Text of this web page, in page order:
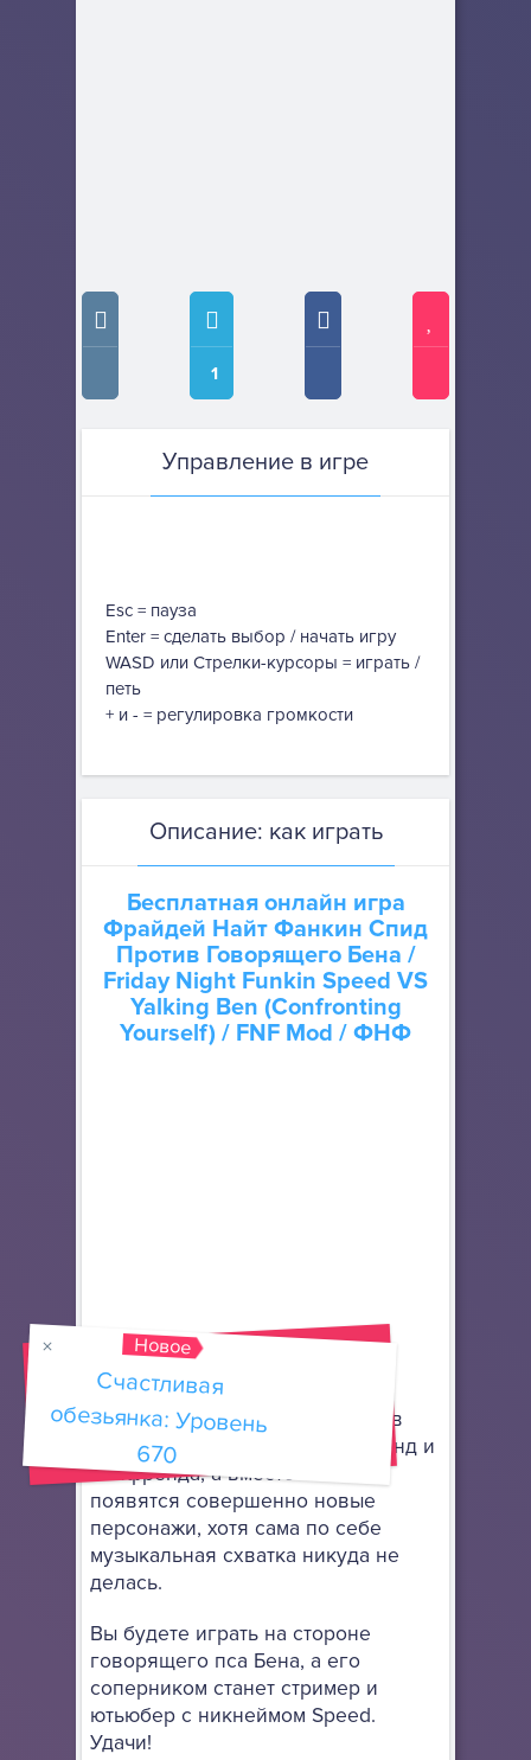
1
Управление в игре
Esc = пауза
Enter = сделать выбор / начать игру
WASD или Стрелки-курсоры = играть /
петь
+ и - = регулировка громкости
Описание: как играть
Бесплатная онлайн игра
Фрайдей Найт Фанкин Спид
Против Говорящего Бена /
Friday Night Funkin Speed VS
Yalking Ben (Confronting
Yourself) / FNF Mod / ФНФ
Это такой конкретный ремикс, в
котором уже не будет Герлфренд и
Бойфренда, а вместо этого
появятся совершенно новые
персонажи, хотя сама по себе
музыкальная схватка никуда не
делась.
Вы будете играть на стороне
говорящего пса Бена, а его
соперником станет стример и
ютьюбер с никнеймом Speed.
Удачи!
Новое
Счастливая
обезьянка: Уровень
670